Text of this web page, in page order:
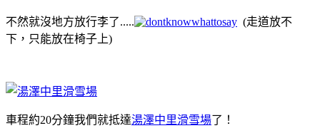
不然就沒地方放行李了.....
(走道放不
下，只能放在椅子上)
車程約20分鐘我們就抵達湯澤中里滑雪場了！